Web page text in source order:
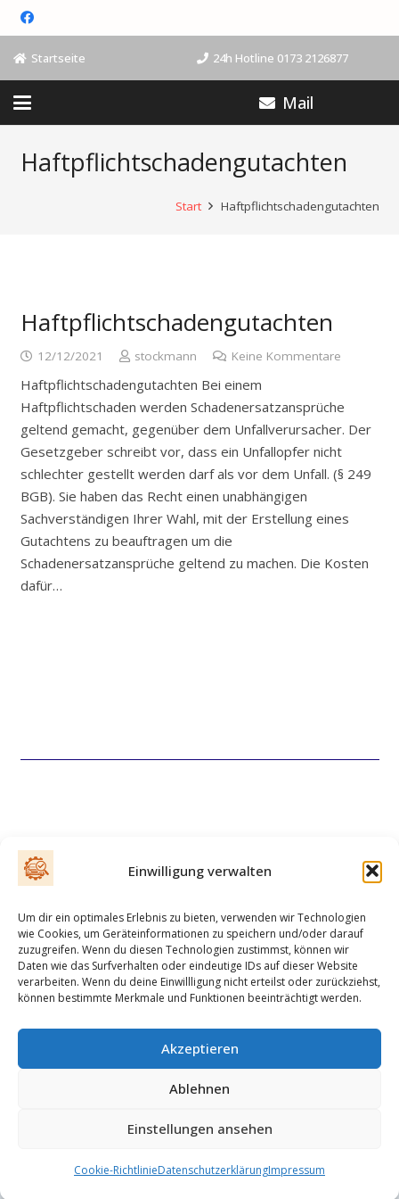
Einwilligung verwalten
Um dir ein optimales Erlebnis zu bieten, verwenden wir Technologien
wie Cookies, um Geräteinformationen zu speichern und/oder darauf
zuzugreifen. Wenn du diesen Technologien zustimmst, können wir
Daten wie das Surfverhalten oder eindeutige IDs auf dieser Website
verarbeiten. Wenn du deine Einwillligung nicht erteilst oder zurückziehst,
können bestimmte Merkmale und Funktionen beeinträchtigt werden.
Akzeptieren
Ablehnen
Einstellungen ansehen
Cookie-RichtlinieDatenschutzerklärungImpressum
Startseite 24h Hotline 0173 2126877
Mail
Haftpflichtschadengutachten
Start Haftpflichtschadengutachten
Haftpflichtschadengutachten
12/12/2021 stockmann Keine Kommentare
Haftpflichtschadengutachten Bei einem
Haftpflichtschaden werden Schadenersatzansprüche
geltend gemacht, gegenüber dem Unfallverursacher. Der
Gesetzgeber schreibt vor, dass ein Unfallopfer nicht
schlechter gestellt werden darf als vor dem Unfall. (§ 249
BGB). Sie haben das Recht einen unabhängigen
Sachverständigen Ihrer Wahl, mit der Erstellung eines
Gutachtens zu beauftragen um die
Schadenersatzansprüche geltend zu machen. Die Kosten
dafür…
E-Mail
Impressum